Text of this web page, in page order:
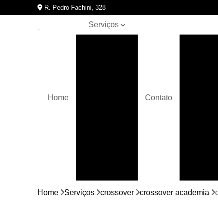
R. Pedro Fachini, 328
Home
Serviços
academia
Esteiras
Contato
Home Serviços crossover crossover academia